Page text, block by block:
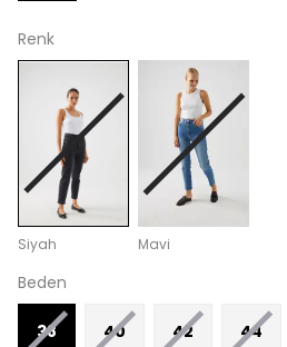
Renk
Siyah Mavi
Beden
38 40 42 44